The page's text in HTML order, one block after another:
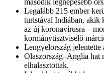
Legalább 215 ember
turistával Indiában, akik
az új koronavírusra –
kormánytisztviselő
Lengyelország jelentette
Olaszország–Anglia hat
elhalasztottak.